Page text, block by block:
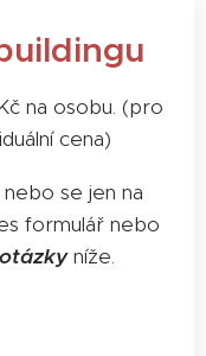
na osobu. (pro
cena)
se jen na
formulář nebo
níže.